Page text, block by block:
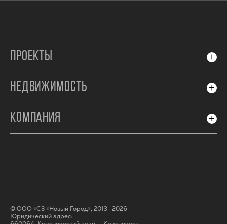
ПРОЕКТЫ
НЕДВИЖИМОСТЬ
КОМПАНИЯ
© ООО «СЗ «Новый Город», 2013- 2026
Юридический адрес: